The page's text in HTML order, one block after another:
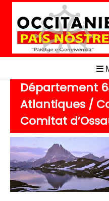
Aller
contenu
Département
Atlantiques /
Comitat